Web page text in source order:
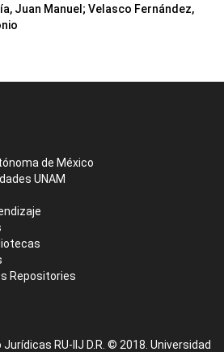
Juan Manuel; Velasco Fernández,
de México
UNAM
Repositories
RU-IIJ D.R. © 2018. Universidad